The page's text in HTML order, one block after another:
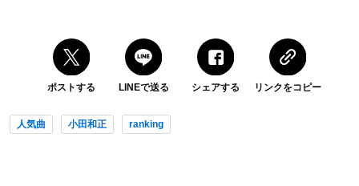
ポストする LINEで送る シェアする リンクをコピー
人気曲 小田和正 ranking